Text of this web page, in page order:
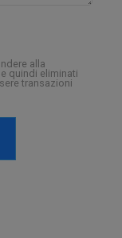
alla
quindi eliminati
transazioni